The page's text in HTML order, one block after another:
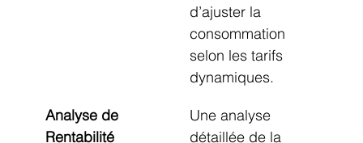
d’ajuster la
consommation
selon les tarifs
dynamiques.
Analyse de
Rentabilité
Une analyse
détaillée de la